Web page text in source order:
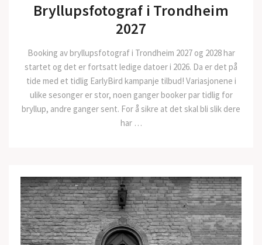
Bryllupsfotograf i Trondheim
2027
Booking av bryllupsfotograf i Trondheim 2027 og 2028 har
startet og det er fortsatt ledige datoer i 2026. Da er det på
tide med et tidlig EarlyBird kampanje tilbud! Variasjonene i
ulike sesonger er stor, noen ganger booker par tidlig for
bryllup, andre ganger sent. For å sikre at det skal bli slik dere
har …